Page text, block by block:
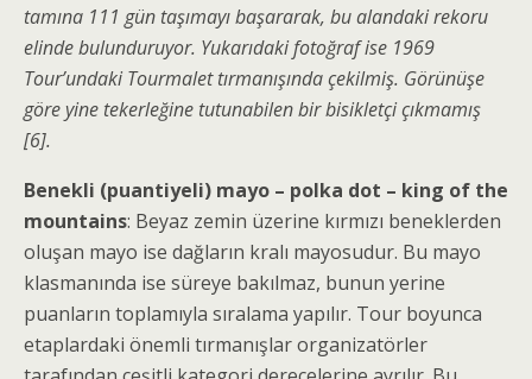
tamına 111 gün taşımayı başararak, bu alandaki rekoru
elinde bulunduruyor. Yukarıdaki fotoğraf ise 1969
Tour’undaki Tourmalet tırmanışında çekilmiş. Görünüşe
göre yine tekerleğine tutunabilen bir bisikletçi çıkmamış
[6].
Benekli (puantiyeli) mayo – polka dot – king of the
mountains: Beyaz zemin üzerine kırmızı beneklerden
oluşan mayo ise dağların kralı mayosudur. Bu mayo
klasmanında ise süreye bakılmaz, bunun yerine
puanların toplamıyla sıralama yapılır. Tour boyunca
etaplardaki önemli tırmanışlar organizatörler